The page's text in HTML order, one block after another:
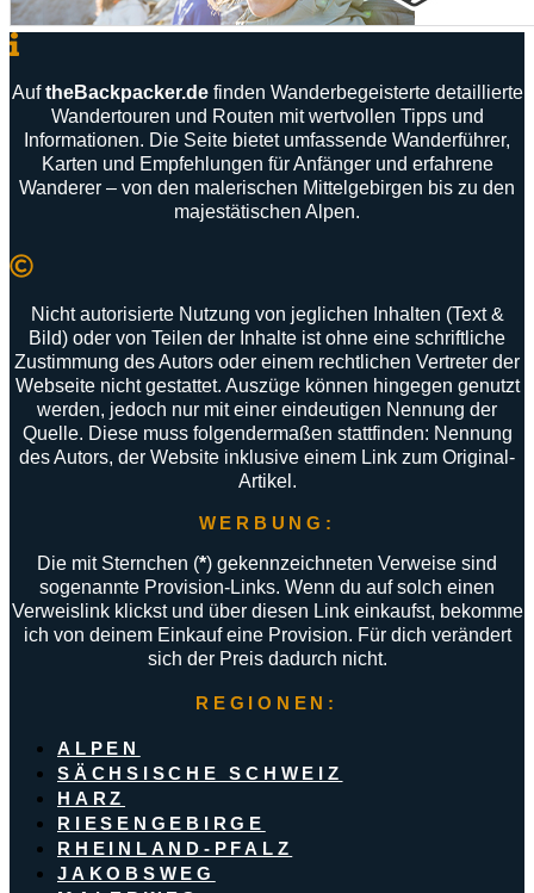
Auf theBackpacker.de finden Wanderbegeisterte detaillierte
Wandertouren und Routen mit wertvollen Tipps und
Informationen. Die Seite bietet umfassende Wanderführer,
Karten und Empfehlungen für Anfänger und erfahrene
Wanderer – von den malerischen Mittelgebirgen bis zu den
majestätischen Alpen.
Nicht autorisierte Nutzung von jeglichen Inhalten (Text &
Bild) oder von Teilen der Inhalte ist ohne eine schriftliche
Zustimmung des Autors oder einem rechtlichen Vertreter der
Webseite nicht gestattet. Auszüge können hingegen genutzt
werden, jedoch nur mit einer eindeutigen Nennung der
Quelle. Diese muss folgendermaßen stattfinden: Nennung
des Autors, der Website inklusive einem Link zum Original-
Artikel.
WERBUNG:
Die mit Sternchen (*) gekennzeichneten Verweise sind
sogenannte Provision-Links. Wenn du auf solch einen
Verweislink klickst und über diesen Link einkaufst, bekomme
ich von deinem Einkauf eine Provision. Für dich verändert
sich der Preis dadurch nicht.
REGIONEN:
ALPEN
SÄCHSISCHE SCHWEIZ
HARZ
RIESENGEBIRGE
RHEINLAND-PFALZ
JAKOBSWEG